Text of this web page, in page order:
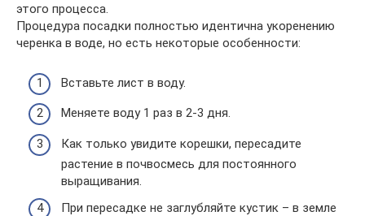
этого процесса.
Процедура посадки полностью идентична укоренению
черенка в воде, но есть некоторые особенности:
Вставьте лист в воду.
Меняете воду 1 раз в 2-3 дня.
Как только увидите корешки, пересадите
растение в почвосмесь для постоянного
выращивания.
При пересадке не заглубляйте кустик – в земле